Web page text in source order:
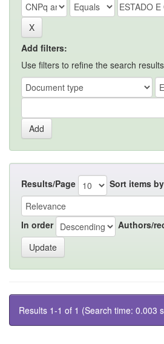
Add filters:
Use filters to refine the search
Results/Page Sort items by
In order Authors/
Results 1-1 of 1 (Search time: 0.003